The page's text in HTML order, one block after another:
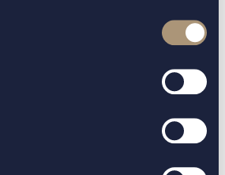
for more details on cookies and our
information än som krävs
enskild användare om hur
information finns tillgänglig